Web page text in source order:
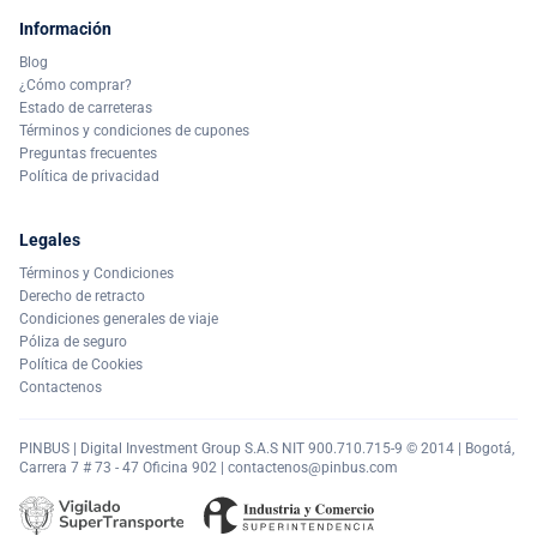
Información
Blog
¿Cómo comprar?
Estado de carreteras
Términos y condiciones de cupones
Preguntas frecuentes
Política de privacidad
Legales
Términos y Condiciones
Derecho de retracto
Condiciones generales de viaje
Póliza de seguro
Política de Cookies
Contactenos
PINBUS | Digital Investment Group S.A.S NIT 900.710.715-9 © 2014 | Bogotá,
Carrera 7 # 73 - 47 Oficina 902 | contactenos@pinbus.com